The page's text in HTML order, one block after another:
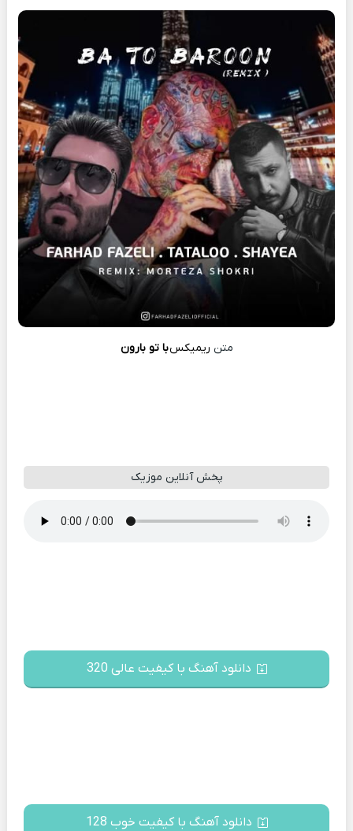
متن ریمیکسبا تو بارون
پخش آنلاین موزیک
دانلود آهنگ با کیفیت عالی 320
دانلود آهنگ با کیفیت خوب 128